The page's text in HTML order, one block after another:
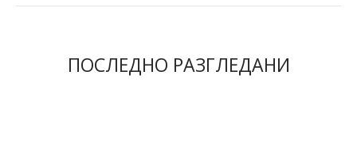
ПОСЛЕДНО РАЗГЛЕДАНИ